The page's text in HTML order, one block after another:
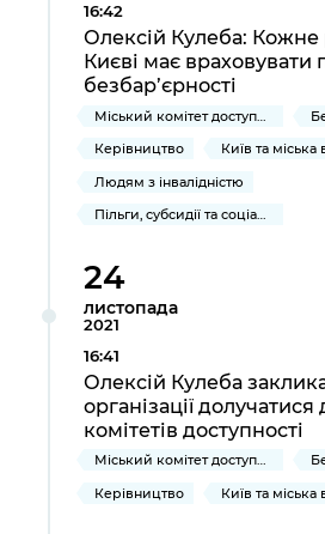
16:42
Олексій Кулеба: Кожне
Києві має враховувати
безбар’єрності
Міський комітет доступності
Керівництво
Київ та міська
Людям з інвалідністю
Пільги, субсидії та соціальний захист
24
листопада
2021
16:41
Олексій Кулеба
організації
комітетів доступності
Міський комітет доступності
Керівництво
Київ та міська